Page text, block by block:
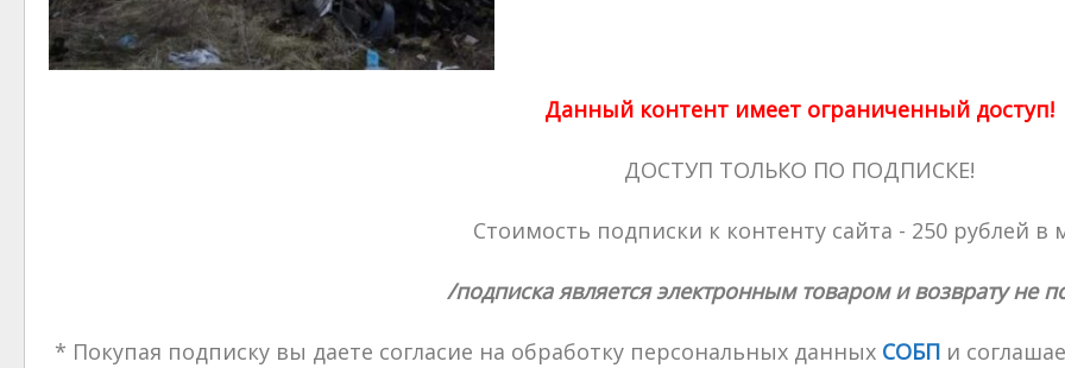
Данный контент имеет ограниченный доступ!
ДОСТУП ТОЛЬКО ПО ПОДПИСКЕ!
Стоимость подписки к контенту сайта - 250 рублей в
/подписка является электронным товаром и возврату не
* Покупая подписку вы даете согласие на обработку персональных данных СОБП и